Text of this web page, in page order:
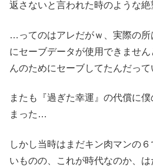
返さないと言われた時のような絶
…ってのはアレだがｗ、実際の
にセーブデータが使用できませ
んのためにセーブしてたんだっ
またも『過ぎた幸運』の代償に
まった…
しかし当時はまだキン肉マンの
いものの、これが時代なのか、